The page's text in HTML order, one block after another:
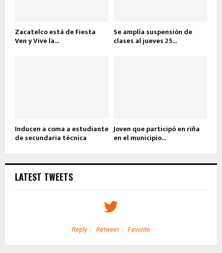
Zacatelco está de Fiesta
Ven y Vive la...
Se amplía suspensión de
clases al jueves 25...
Inducen a coma a estudiante
de secundaria técnica
Joven que participó en riña
en el municipio...
LATEST TWEETS
Reply Retweet Favorite